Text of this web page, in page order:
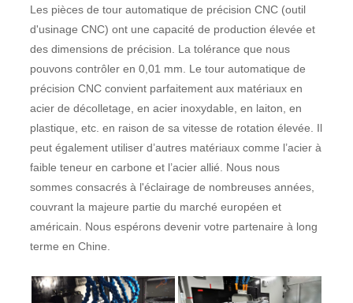
Les pièces de tour automatique de précision CNC (outil
d'usinage CNC) ont une capacité de production élevée et
des dimensions de précision. La tolérance que nous
pouvons contrôler en 0,01 mm. Le tour automatique de
précision CNC convient parfaitement aux matériaux en
acier de décolletage, en acier inoxydable, en laiton, en
plastique, etc. en raison de sa vitesse de rotation élevée. Il
peut également utiliser d’autres matériaux comme l’acier à
faible teneur en carbone et l’acier allié. Nous nous
sommes consacrés à l'éclairage de nombreuses années,
couvrant la majeure partie du marché européen et
américain. Nous espérons devenir votre partenaire à long
terme en Chine.